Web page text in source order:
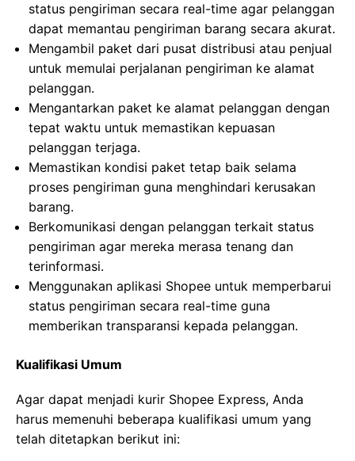
status pengiriman secara real-time agar pelanggan
dapat memantau pengiriman barang secara akurat.
Mengambil paket dari pusat distribusi atau penjual
untuk memulai perjalanan pengiriman ke alamat
pelanggan.
Mengantarkan paket ke alamat pelanggan dengan
tepat waktu untuk memastikan kepuasan
pelanggan terjaga.
Memastikan kondisi paket tetap baik selama
proses pengiriman guna menghindari kerusakan
barang.
Berkomunikasi dengan pelanggan terkait status
pengiriman agar mereka merasa tenang dan
terinformasi.
Menggunakan aplikasi Shopee untuk memperbarui
status pengiriman secara real-time guna
memberikan transparansi kepada pelanggan.
Kualifikasi Umum
Agar dapat menjadi kurir Shopee Express, Anda
harus memenuhi beberapa kualifikasi umum yang
telah ditetapkan berikut ini: